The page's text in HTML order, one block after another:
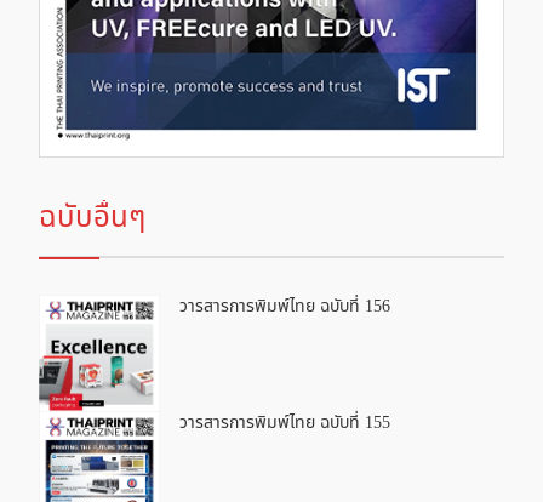
ฉบับอื่นๆ
วารสารการพิมพ์ไทย ฉบับที่ 156
วารสารการพิมพ์ไทย ฉบับที่ 155